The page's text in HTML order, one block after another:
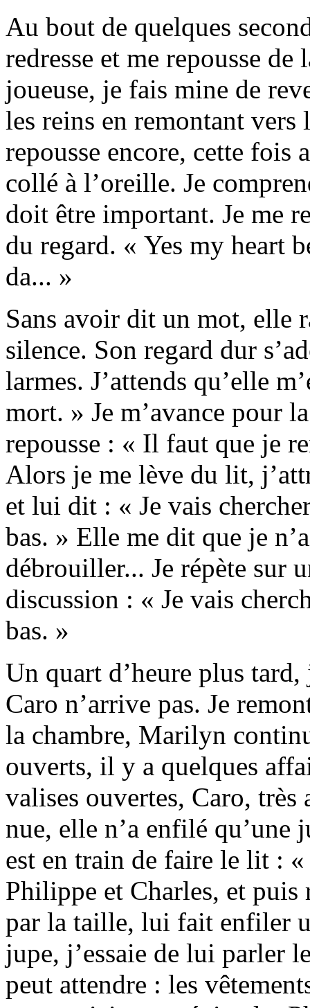
Au bout de quelques
redresse et me repousse
joueuse, je fais mine de
les reins en remontant
repousse encore, cette fois
collé à l’oreille. Je
doit être important. Je me
du regard. « Yes my heart
da... »
Sans avoir dit un mot, elle
silence. Son regard dur
larmes. J’attends qu’elle
mort. » Je m’avance pour
repousse : « Il faut que je
Alors je me lève du lit,
et lui dit : « Je vais
bas. » Elle me dit que je
débrouiller... Je répète sur
discussion : « Je vais
bas. »
Un quart d’heure plus
Caro n’arrive pas. Je
la chambre, Marilyn
ouverts, il y a quelques
valises ouvertes, Caro,
nue, elle n’a enfilé qu’une
est en train de faire le lit :
Philippe et Charles, et puis
par la taille, lui fait enfiler
jupe, j’essaie de lui parler
peut attendre : les